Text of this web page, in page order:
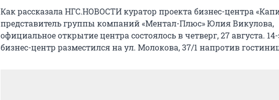
Как рассказала НГС.НОВОСТИ куратор проекта бизнес-центра
представитель группы компаний «Ментал-Плюс» Юлия Викулова,
официальное открытие центра состоялось в четверг, 27 августа.
бизнес-центр разместился на ул. Молокова, 37/1 напротив